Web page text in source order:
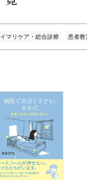
マリケア・総合診療 患者教